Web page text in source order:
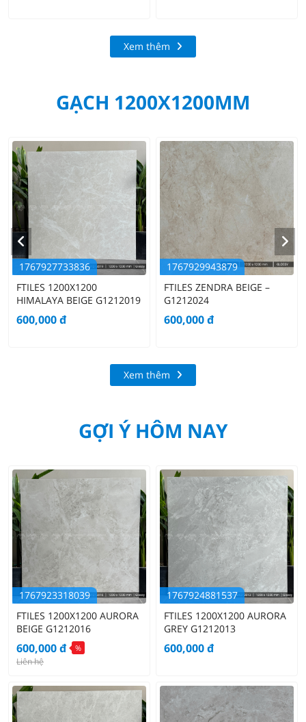
Xem thêm
GẠCH 1200X1200MM
1767927733836
FTILES 1200X1200
HIMALAYA BEIGE G1212019
600,000đ
1767929943879
FTILES ZENDRA BEIGE –
G1212024
600,000đ
Xem thêm
GỢI Ý HÔM NAY
1767923318039
FTILES 1200X1200 AURORA
BEIGE G1212016
600,000đ %
Liên hệ
1767924881537
FTILES 1200X1200 AURORA
GREY G1212013
600,000đ